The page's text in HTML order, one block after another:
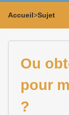
Accueil>Sujet
Ou
pour
?